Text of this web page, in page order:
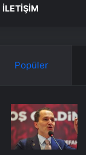
İLETIŞIM
Popüler